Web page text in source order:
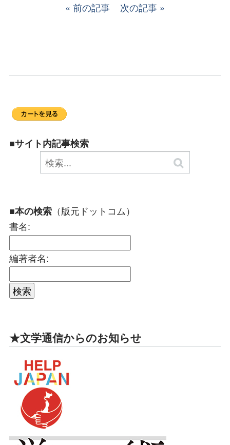
前の記事 次の記事
■サイト内記事検索
■本の検索 （版元ドットコム）
書名:
編著者名:
★文学通信からのお知らせ